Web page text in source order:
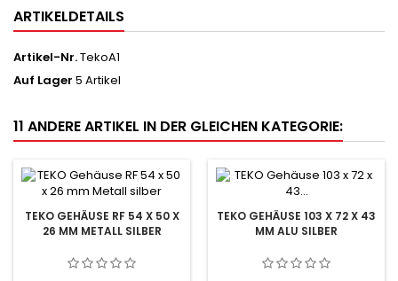
ARTIKELDETAILS
Artikel-Nr.TekoA1
Auf Lager 5 Artikel
11 ANDERE ARTIKEL IN DER GLEICHEN KATEGORIE:
TEKO GEHÄUSE RF 54 X 50 X
26 MM METALL SILBER
TEKO GEHÄUSE 103 X 72 X 43
MM ALU SILBER